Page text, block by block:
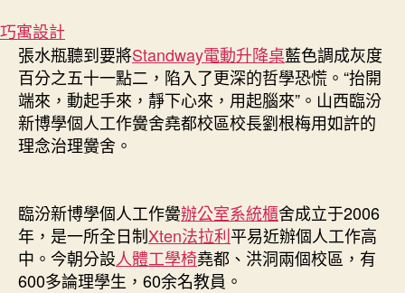
巧寓設計
張水瓶聽到要將Standway電動升降桌藍色調成灰度
百分之五十一點二，陷入了更深的哲學恐慌。“抬開
端來，動起手來，靜下心來，用起腦來”。山西臨汾
新博學個人工作黌舍堯都校區校長劉根梅用如許的
理念治理黌舍。
臨汾新博學個人工作黌辦公室系統櫃舍成立于2006
年，是一所全日制Xten法拉利平易近辦個人工作高
中。今朝分設人體工學椅堯都、洪洞兩個校區，有
600多論理學生，60余名教員。